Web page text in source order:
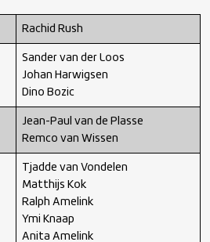
Rachid Rush
Sander van der Loos
Johan Harwigsen
Dino Bozic
Jean-Paul van de Plasse
Remco van Wissen
Tjadde van Vondelen
Matthijs Kok
Ralph Amelink
Ymi Knaap
Anita Amelink